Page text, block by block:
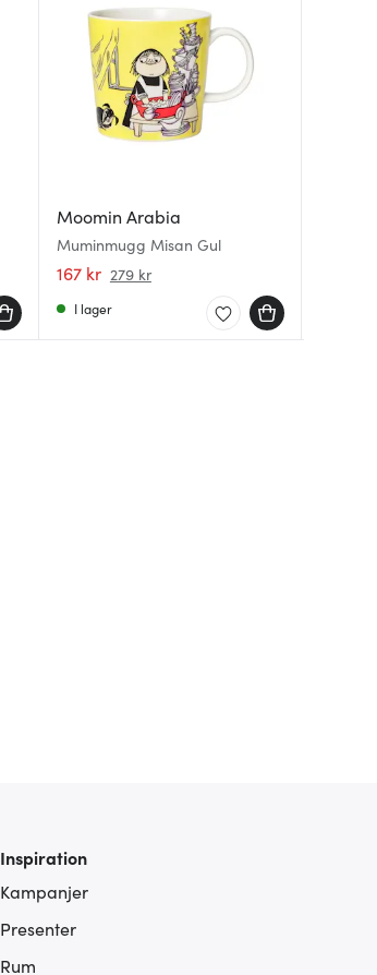
Moomin Arabia
Muminmugg Misan Gul
167 kr 279 kr
I lager
Inspiration
Kampanjer
Presenter
Rum